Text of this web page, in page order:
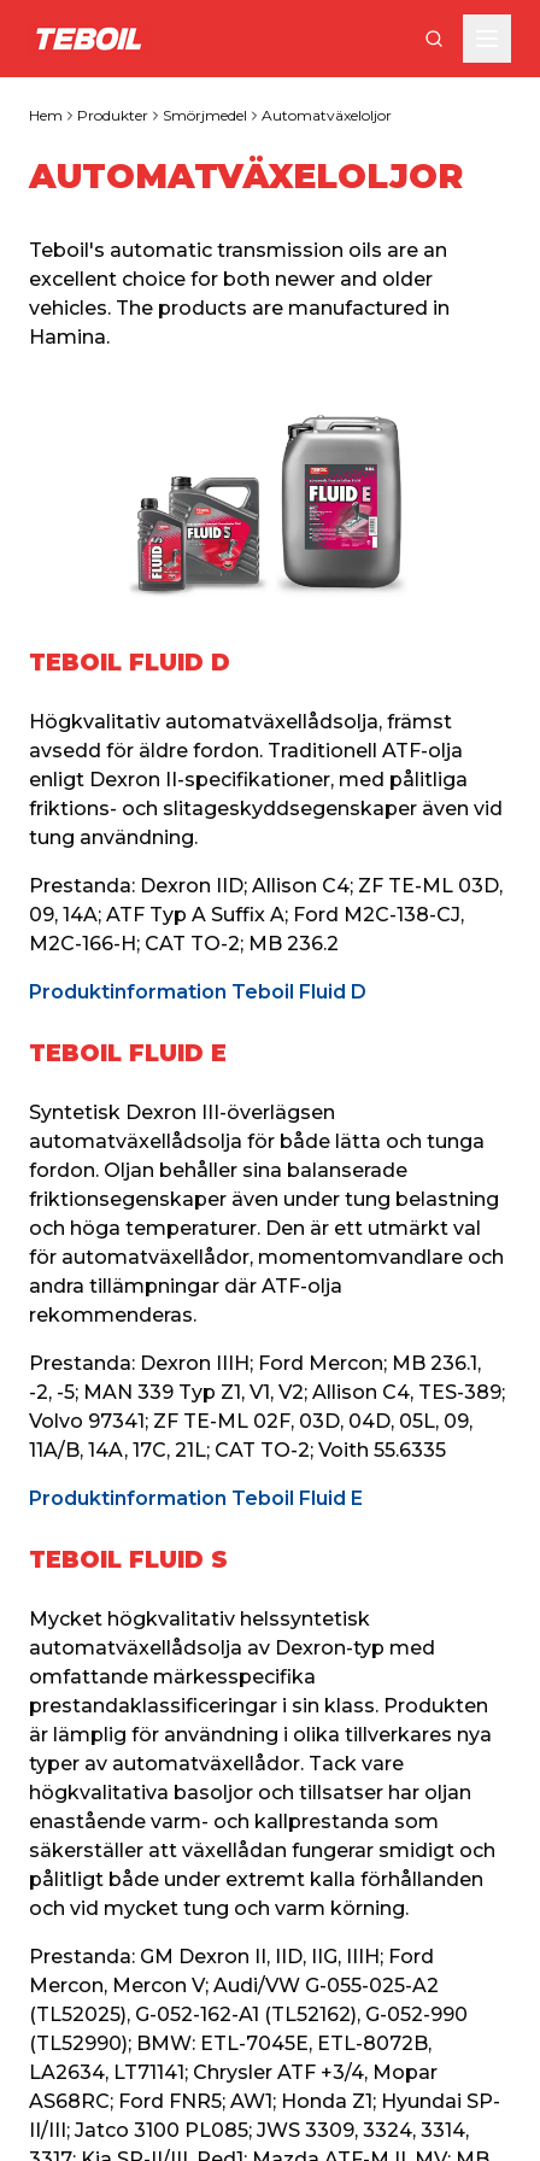
Gå till huvudinnehållet
Hem Produkter Smörjmedel Automatväxeloljor
AUTOMATVÄXELOLJOR
Teboil's automatic transmission oils are an
excellent choice for both newer and older
vehicles. The products are manufactured in
Hamina.
TEBOIL FLUID D
Högkvalitativ automatväxellådsolja, främst
avsedd för äldre fordon. Traditionell ATF-olja
enligt Dexron II-specifikationer, med pålitliga
friktions- och slitageskyddsegenskaper även vid
tung användning.
Prestanda: Dexron IID; Allison C4; ZF TE-ML 03D,
09, 14A; ATF Typ A Suffix A; Ford M2C-138-CJ,
M2C-166-H; CAT TO-2; MB 236.2
Produktinformation Teboil Fluid D
TEBOIL FLUID E
Syntetisk Dexron III-överlägsen
automatväxellådsolja för både lätta och tunga
fordon. Oljan behåller sina balanserade
friktionsegenskaper även under tung belastning
och höga temperaturer. Den är ett utmärkt val
för automatväxellådor, momentomvandlare och
andra tillämpningar där ATF-olja
rekommenderas.
Prestanda: Dexron IIIH; Ford Mercon; MB 236.1,
-2, -5; MAN 339 Typ Z1, V1, V2; Allison C4, TES-389;
Volvo 97341; ZF TE-ML 02F, 03D, 04D, 05L, 09,
11A/B, 14A, 17C, 21L; CAT TO-2; Voith 55.6335
Produktinformation Teboil Fluid E
TEBOIL FLUID S
Mycket högkvalitativ helssyntetisk
automatväxellådsolja av Dexron-typ med
omfattande märkesspecifika
prestandaklassificeringar i sin klass. Produkten
är lämplig för användning i olika tillverkares nya
typer av automatväxellådor. Tack vare
högkvalitativa basoljor och tillsatser har oljan
enastående varm- och kallprestanda som
säkerställer att växellådan fungerar smidigt och
pålitligt både under extremt kalla förhållanden
och vid mycket tung och varm körning.
Prestanda: GM Dexron II, IID, IIG, IIIH; Ford
Mercon, Mercon V; Audi/VW G-055-025-A2
(TL52025), G-052-162-A1 (TL52162), G-052-990
(TL52990); BMW: ETL-7045E, ETL-8072B,
LA2634, LT71141; Chrysler ATF +3/4, Mopar
AS68RC; Ford FNR5; AW1; Honda Z1; Hyundai SP-
II/III; Jatco 3100 PL085; JWS 3309, 3324, 3314,